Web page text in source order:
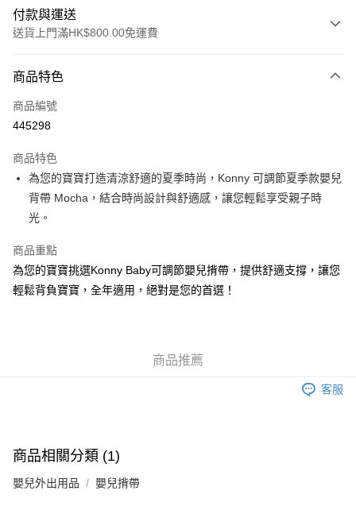
付款與運送
送貨上門滿HK$800.00免運費
信用卡
Apple Pay
AlipayHK
PayMe
送貨方式
香港配送
商品特色
商品編號
445298
商品特色
為您的寶寶打造清涼舒適的夏季時尚，Konny 可調節夏季款嬰兒
背帶 Mocha，結合時尚設計與舒適感，讓您輕鬆享受親子時
光。
商品重點
為您的寶寶挑選Konny Baby可調節嬰兒揹帶，提供舒適支撐，讓您
輕鬆背負寶寶，全年適用，絕對是您的首選！
商品推薦
客服
商品相關分類 (1)
嬰兒外出用品 嬰兒揹帶